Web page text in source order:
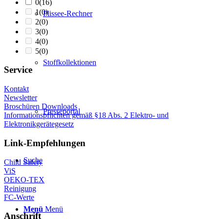
Plissee-Rechner
Stoffkollektionen
Presseportal
Suche
Menü Menü
0(16)
1(0)
2(0)
3(0)
4(0)
5(0)
Service
Kontakt
Newsletter
Broschüren Downloads
Informationspflichten gemäß §18 Abs. 2 Elektro- und
Elektronikgerätegesetz
Link-Empfehlungen
Child Safety
ViS
OEKO-TEX
Reinigung
FC-Werte
Anschrift